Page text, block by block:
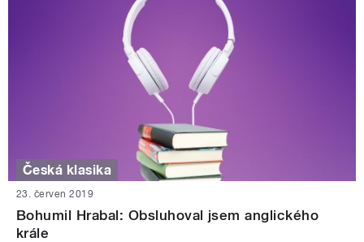
Česká klasika
23. červen 2019
Bohumil Hrabal: Obsluhoval jsem anglického
krále